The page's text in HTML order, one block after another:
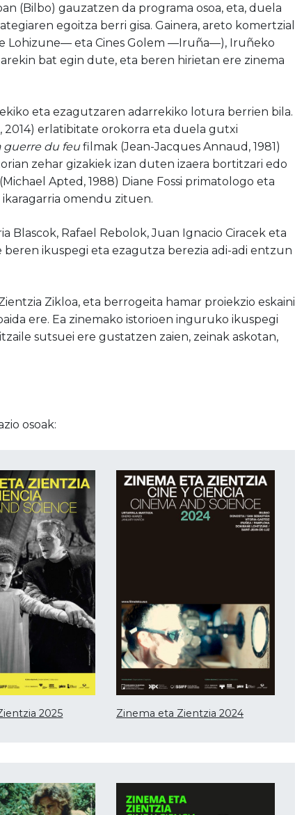
(Bilbo) gauzatzen da programa osoa, eta, duela
egoitza berri gisa. Gainera, areto komertzial
Lohizune— eta Cines Golem —Iruña—), Iruñeko
bat egin dute, eta beren hirietan ere zinema
eta ezagutzaren adarrekiko lotura berrien bila.
erlatibitate orokorra eta duela gutxi
guerre du feu filmak (Jean-Jacques Annaud, 1981)
zehar gizakiek izan duten izaera bortitzari edo
Apted, 1988) Diane Fossi primatologo eta
omendu zituen.
Blascok, Rafael Rebolok, Juan Ignacio Ciracek eta
ikuspegi eta ezagutza berezia adi-adi entzun
Zikloa, eta berrogeita hamar proiekzio eskaini
ere. Ea zinemako istorioen inguruko ikuspegi
sutsuei ere gustatzen zaien, zeinak askotan,
osoak:
2025 Zinema eta Zientzia 2024